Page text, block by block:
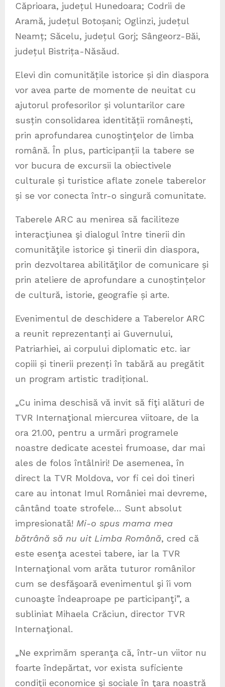
Căprioara, județul Hunedoara; Codrii de
Aramă, județul Botoșani; Oglinzi, județul
Neamț; Săcelu, județul Gorj; Sângeorz-Băi,
județul Bistrița-Năsăud.
Elevi din comunitățile istorice și din diaspora
vor avea parte de momente de neuitat cu
ajutorul profesorilor și voluntarilor care
susțin consolidarea identității românești,
prin aprofundarea cunoştinţelor de limba
română. În plus, participanții la tabere se
vor bucura de excursii la obiectivele
culturale și turistice aflate zonele taberelor
și se vor conecta într-o singură comunitate.
Taberele ARC au menirea să faciliteze
interacţiunea şi dialogul între tinerii din
comunităţile istorice şi tinerii din diaspora,
prin dezvoltarea abilităţilor de comunicare și
prin ateliere de aprofundare a cunoștințelor
de cultură, istorie, geografie și arte.
Evenimentul de deschidere a Taberelor ARC
a reunit reprezentanți ai Guvernului,
Patriarhiei, ai corpului diplomatic etc. iar
copiii și tinerii prezenți în tabără au pregătit
un program artistic tradițional.
„Cu inima deschisă vă invit să fiţi alături de
TVR Internaţional miercurea viitoare, de la
ora 21.00, pentru a urmări programele
noastre dedicate acestei frumoase, dar mai
ales de folos întâlniri! De asemenea, în
direct la TVR Moldova, vor fi cei doi tineri
care au intonat Imul României mai devreme,
cântând toate strofele… Sunt absolut
impresionată! Mi-o spus mama mea
bătrână să nu uit Limba Română, cred că
este esenţa acestei tabere, iar la TVR
Internaţional vom arăta tuturor românilor
cum se desfăşoară evenimentul şi îi vom
cunoaşte îndeaproape pe participanţi”, a
subliniat Mihaela Crăciun, director TVR
Internaţional.
„Ne exprimăm speranţa că, într-un viitor nu
foarte îndepărtat, vor exista suficiente
condiţii economice şi sociale în ţara noastră